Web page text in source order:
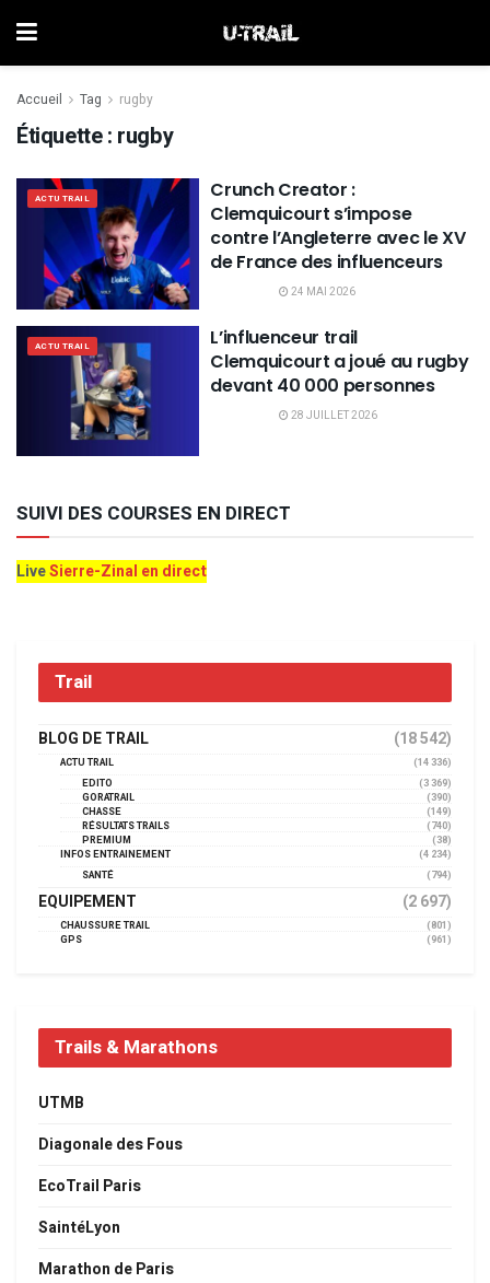
Accueil Tag rugby
Étiquette : rugby
ACTU TRAIL
Crunch Creator :
Clemquicourt s’impose
contre l’Angleterre avec le XV
de France des influenceurs
24 MAI 2026
ACTU TRAIL
L’influenceur trail
Clemquicourt a joué au rugby
devant 40 000 personnes
28 JUILLET 2026
SUIVI DES COURSES EN DIRECT
LiveSierre-Zinal en direct
Trail
BLOG DE TRAIL (18 542)
ACTU TRAIL
(14 336)
EDITO
(3 369)
GORATRAIL
(390)
CHASSE
(149)
RÉSULTATS TRAILS
(740)
PREMIUM
(38)
INFOS ENTRAINEMENT
(4 234)
SANTÉ
(794)
EQUIPEMENT (2 697)
CHAUSSURE TRAIL
(801)
GPS
(961)
Trails & Marathons
UTMB
Diagonale des Fous
EcoTrail Paris
SaintéLyon
Marathon de Paris